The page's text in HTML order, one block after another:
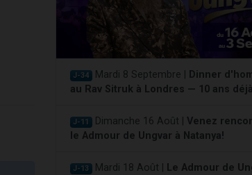
J-34 Mardi 8 Septembre |
Dinner
au Rav Sitruk à Londres — 10 ans déjà
J-11 Dimanche 16 Août | Venez
le Admour de Ungvar à Natanya!
J-13 Mardi 18 Août |
Le Admour de